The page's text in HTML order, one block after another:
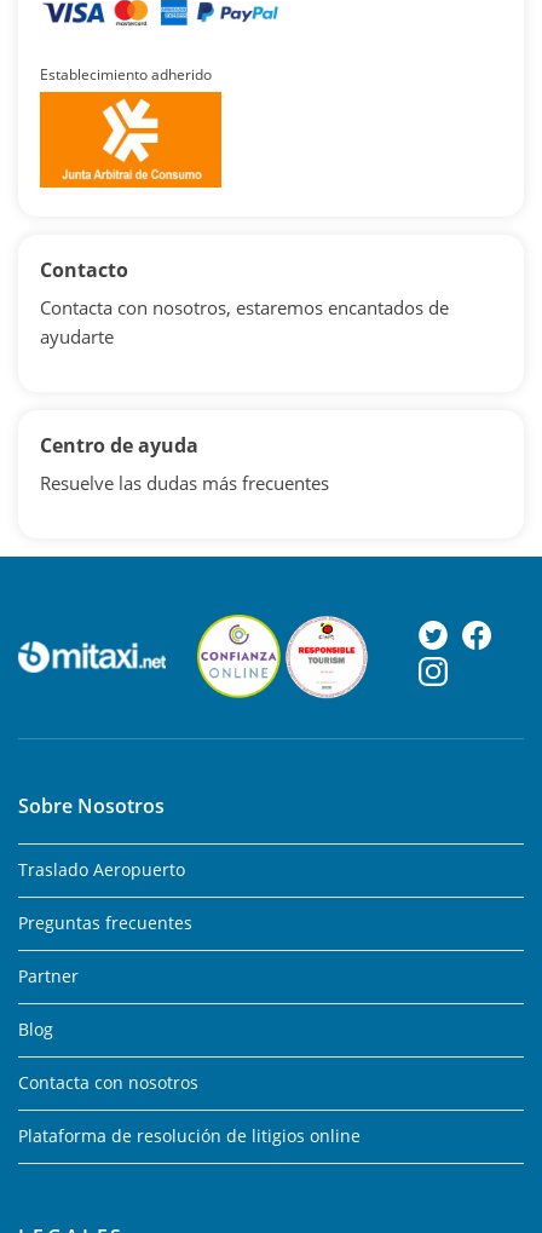
Establecimiento adherido
Contacto
Contacta con nosotros, estaremos encantados de
ayudarte
Centro de ayuda
Resuelve las dudas más frecuentes
Sobre Nosotros
Traslado Aeropuerto
Preguntas frecuentes
Partner
Blog
Contacta con nosotros
Plataforma de resolución de litigios online